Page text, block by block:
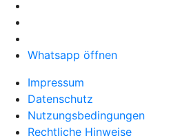
Whatsapp öffnen
Impressum
Datenschutz
Nutzungsbedingungen
Rechtliche Hinweise